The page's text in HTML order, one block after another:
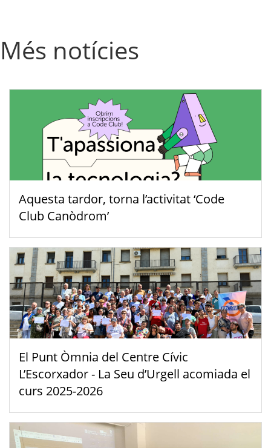
Més notícies
Aquesta tardor, torna l’activitat ‘Code
Club Canòdrom’
El Punt Òmnia del Centre Cívic
L’Escorxador - La Seu d’Urgell acomiada el
curs 2025-2026